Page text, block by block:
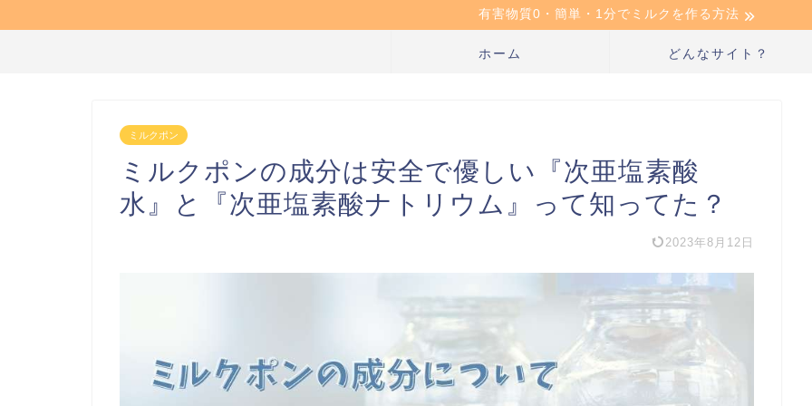
有害物質0・簡単・1分でミルクを作る方法
ホーム どんなサイト？
ミルクポン
ミルクポンの成分は安全で優しい『次亜塩素酸
水』と『次亜塩素酸ナトリウム』って知ってた？
2023年8月12日